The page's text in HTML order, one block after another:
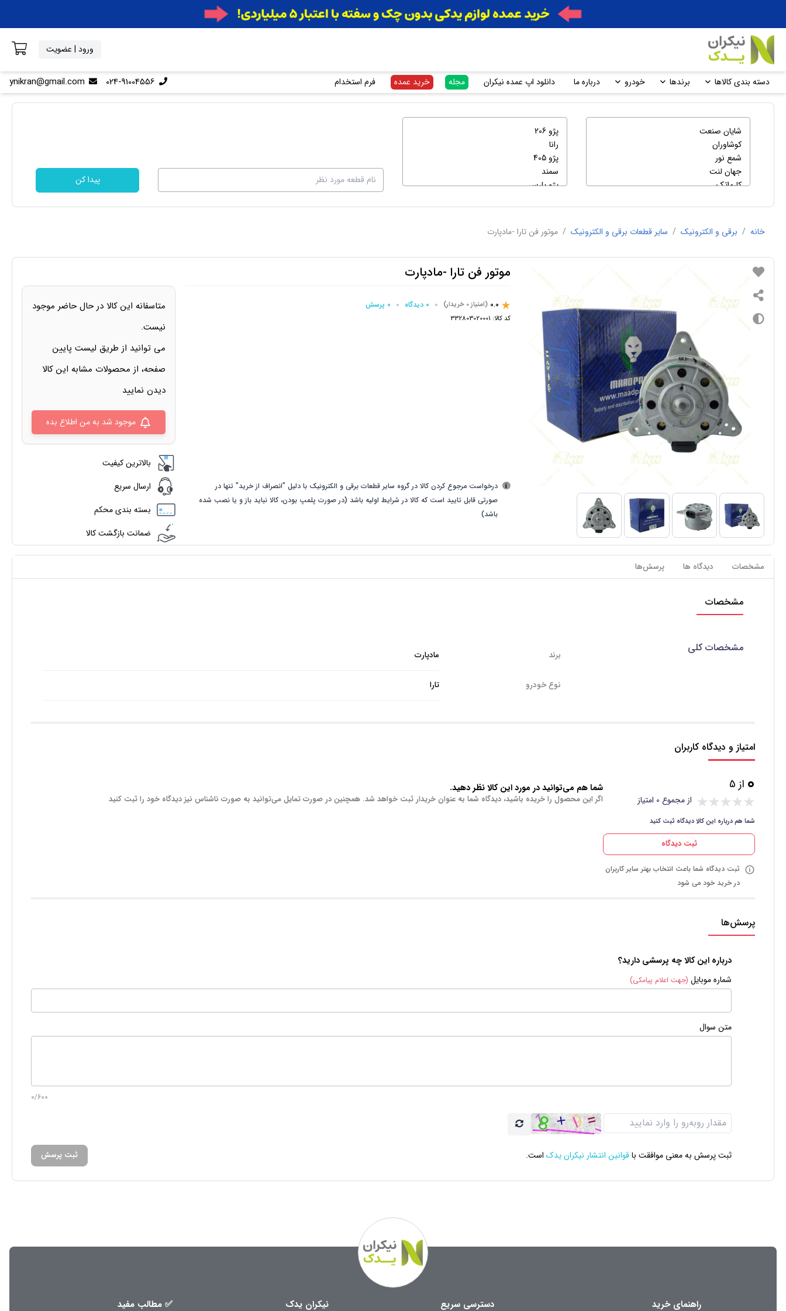
ورود | عضویت
دسته بندی کالاها برندها خودرو درباره ما دانلود اپ عمده نیکران مجله خرید عمده فرم استخدام 024-91004556
ynikran@gmail.com
پیدا کن
خانه / برقی و الکترونیک / سایر قطعات برقی و الکترونیک / موتور فن تارا -مادپارت
موتور فن تارا -مادپارت
0.0 (امتیاز 0 خریدار) 0 دیدگاه 0 پرسش‌
کد کالا: 332803020001
درخواست مرجوع کردن کالا در گروه سایر قطعات برقی و الکترونیک با دلیل "انصراف از خرید" تنها در
صورتی قابل تایید است که کالا در شرایط اولیه باشد (در صورت پلمپ بودن، کالا نباید باز و یا نصب شده
باشد)
متاسفانه این کالا در حال حاضر موجود
نیست.
می توانید از طریق لیست پایین
صفحه، از محصولات مشابه این کالا
دیدن نمایید
موجود شد به من اطلاع بده
بالاترین کیفیت
ارسال سریع
بسته بندی محکم
ضمانت بازگشت کالا
مشخصات دیدگاه ها پرسش‌ها
مشخصات
مشخصات کلی
برند مادپارت
نوع خودرو تارا
امتیاز و دیدگاه کاربران
0 از 5
از مجموع 0 امتیاز
شما هم درباره این کالا دیدگاه ثبت کنید
ثبت دیدگاه
ثبت دیدگاه شما باعث انتخاب بهتر سایر کاربران
در خرید خود می شود
شما هم می‌توانید در مورد این کالا نظر دهید.
اگر این محصول را خریده باشید، دیدگاه شما به عنوان خریدار ثبت خواهد شد. همچنین در صورت تمایل می‌توانید به صورت ناشناس نیز دیدگاه خود را ثبت کنید
پرسش‌ها
درباره این کالا چه پرسشی دارید؟
شماره موبایل (جهت اعلام پیامکی)
متن سوال
0/600
ثبت پرسش به معنی موافقت باقوانین انتشار نیکران یدک است. ثبت پرسش
راهنمای خرید دسترسی سریع نیکران یدک ✅ مطالب مفید